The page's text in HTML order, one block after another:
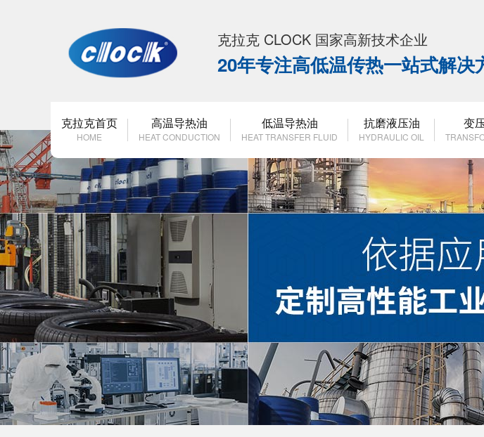
克拉克 CLOCK 国家高新技术企业
20年专注高低温传热一站式解决
克拉克首页
HOME
高温导热油
HEAT CONDUCTION
低温导热油
HEAT TRANSFER FLUID
抗磨液压油
HYDRAULIC OIL
变